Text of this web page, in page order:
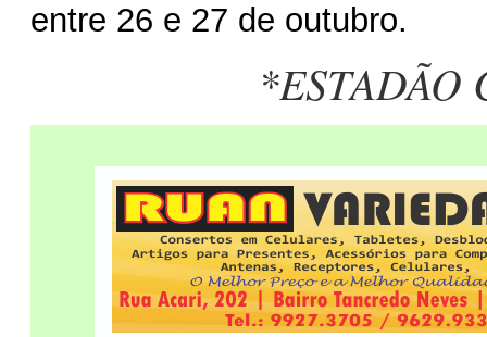
entre 26 e 27 de outubro.
*ESTADÃO